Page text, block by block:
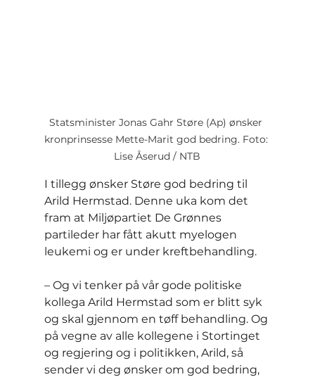
Statsminister Jonas Gahr Støre (Ap) ønsker
kronprinsesse Mette-Marit god bedring. Foto:
Lise Åserud / NTB
I tillegg ønsker Støre god bedring til
Arild Hermstad. Denne uka kom det
fram at Miljøpartiet De Grønnes
partileder har fått akutt myelogen
leukemi og er under kreftbehandling.
– Og vi tenker på vår gode politiske
kollega Arild Hermstad som er blitt syk
og skal gjennom en tøff behandling. Og
på vegne av alle kollegene i Stortinget
og regjering og i politikken, Arild, så
sender vi deg ønsker om god bedring,